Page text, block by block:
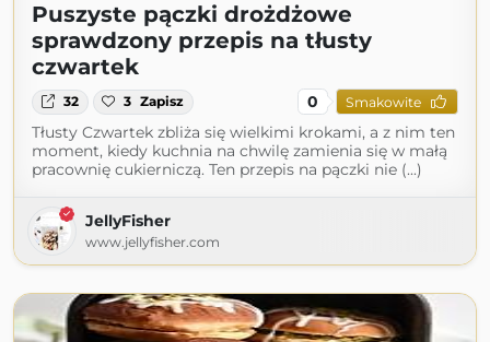
Puszyste pączki drożdżowe
sprawdzony przepis na tłusty
czwartek
32 3 Zapisz 0 Smakowite
Tłusty Czwartek zbliża się wielkimi krokami, a z nim ten
moment, kiedy kuchnia na chwilę zamienia się w małą
pracownię cukierniczą. Ten przepis na pączki nie (...)
JellyFisher
www.jellyfisher.com